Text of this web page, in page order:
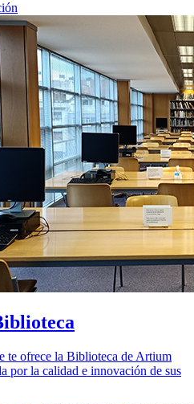
te ofrece la Biblioteca de Artium
por la calidad e innovación de sus